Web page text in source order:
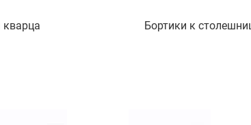
Бортики к